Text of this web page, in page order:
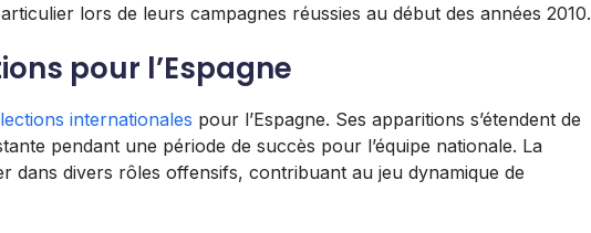
lors de leurs campagnes réussies au début des années 2010.
pour l’Espagne
internationales pour l’Espagne. Ses apparitions s’étendent de
pendant une période de succès pour l’équipe nationale. La
dans divers rôles offensifs, contribuant au jeu dynamique de